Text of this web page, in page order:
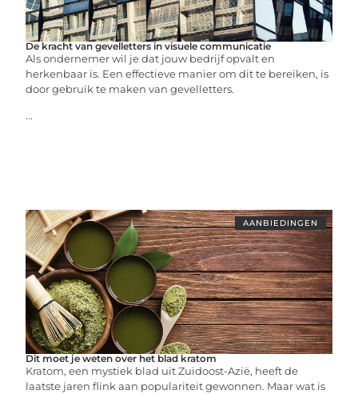
De kracht van gevelletters in visuele communicatie
Als ondernemer wil je dat jouw bedrijf opvalt en
herkenbaar is. Een effectieve manier om dit te bereiken, is
door gebruik te maken van gevelletters.
...
AANBIEDINGEN
Dit moet je weten over het blad kratom
Kratom, een mystiek blad uit Zuidoost-Azië, heeft de
laatste jaren flink aan populariteit gewonnen. Maar wat is